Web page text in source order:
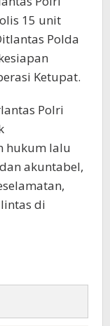
15 unit
Polda
Ketupat.
Polri
hukum lalu
akuntabel,
di